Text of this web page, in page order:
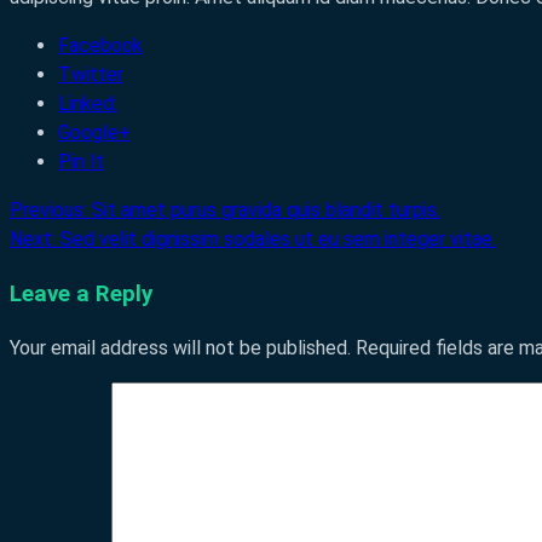
Facebook
Twitter
Linked:
Google+
Pin It
Post
Previous: Sit amet purus gravida quis blandit turpis.
Next: Sed velit dignissim sodales ut eu sem integer vitae.
Leave a Reply
Your email address will not be published. Required fields are